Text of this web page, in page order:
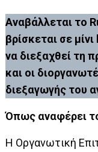
Αναβάλλεται το
βρίσκεται σε
να διεξαχθεί τη
και οι
διεξαγωγής του
Όπως αναφέρει
Η Οργανωτική